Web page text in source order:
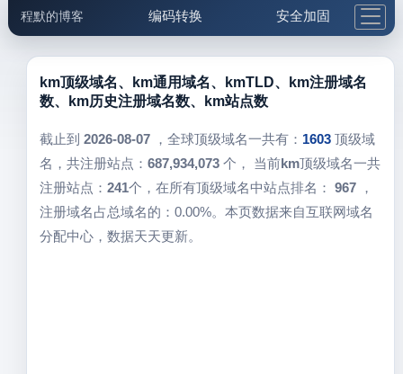
程默的博客 编码转换 安全加固
邮件工具 生活便民 更多工具
5.1支付宝大红包
km顶级域名、km通用域名、kmTLD、km注册域名
数、km历史注册域名数、km站点数
截止到 2026-08-07，全球顶级域名一共有： 1603 顶级域
名，共注册站点： 687,934,073 个， 当前km顶级域名一共
注册站点： 241个，在所有顶级域名中站点排名： 967，
注册域名占总域名的：0.00%。本页数据来自互联网域名
分配中心，数据天天更新。